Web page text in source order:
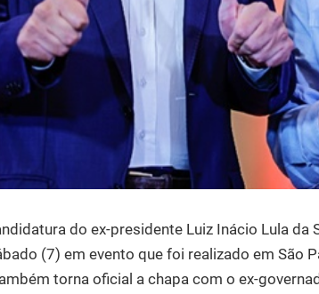
do ex-presidente Luiz Inácio Lula
(7) em evento que foi realizado em São
torna oficial a chapa com o ex-